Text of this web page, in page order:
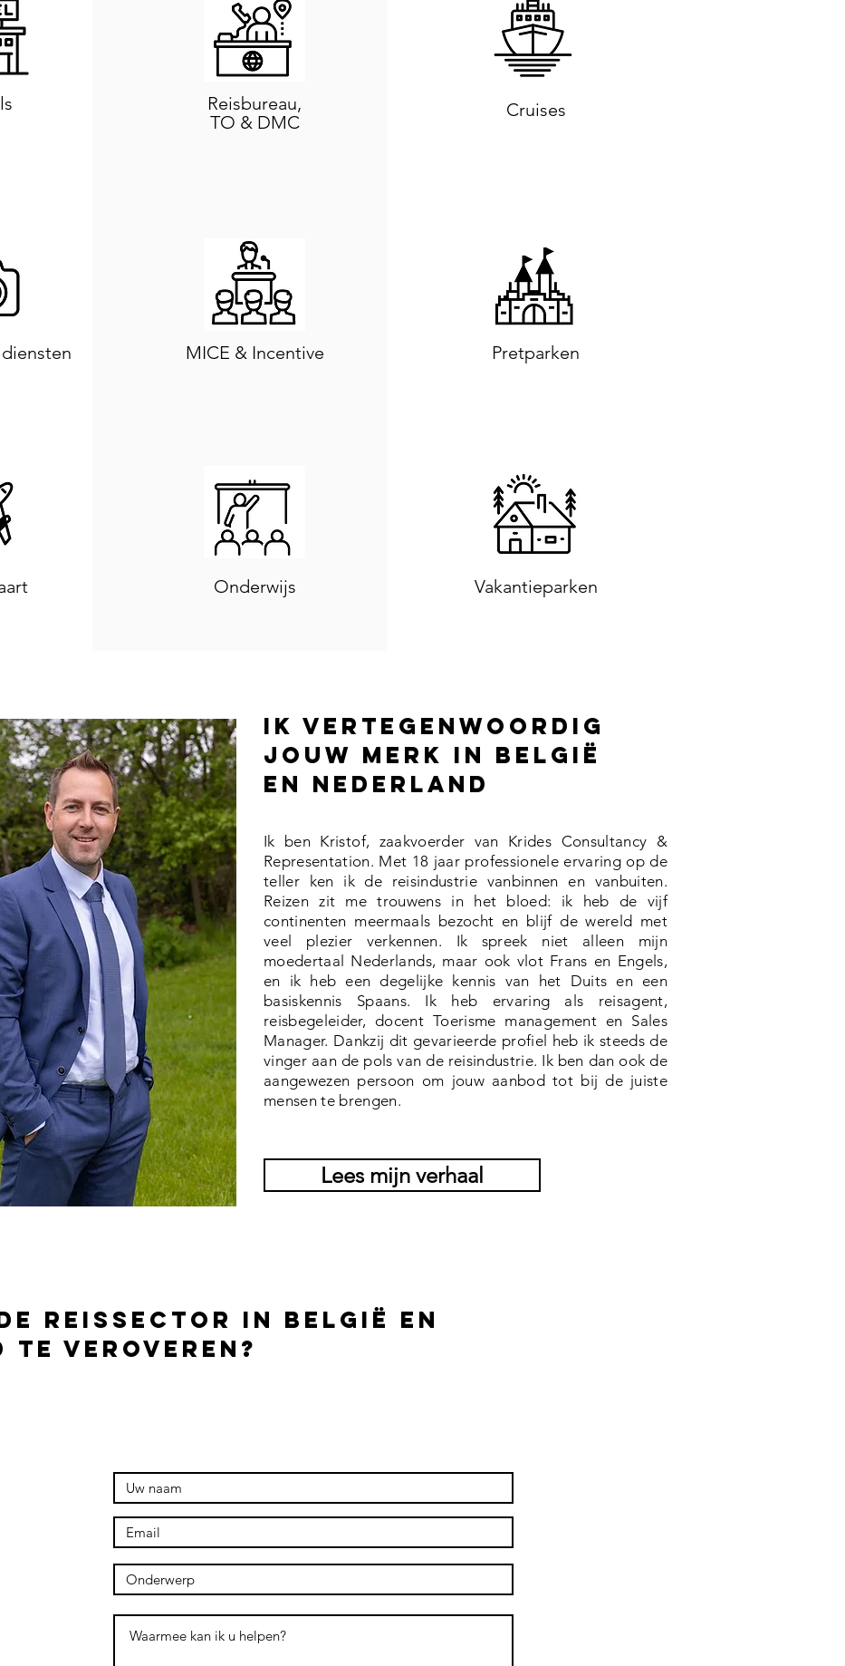
Reisbureau,
TO & DMC
Cruises
MICE & Incentive Pretparken
Onderwijs Vakantieparken
Ik vertegenwoordig
jouw merk in België
en Nederland
Ik ben Kristof, zaakvoerder van Krides Consultancy &
Representation. Met 18 jaar professionele ervaring op de
teller ken ik de reisindustrie vanbinnen en vanbuiten.
Reizen zit me trouwens in het bloed: ik heb de vijf
continenten meermaals bezocht en blijf de wereld met
veel plezier verkennen. Ik spreek niet alleen mijn
moedertaal Nederlands, maar ook vlot Frans en Engels,
en ik heb een degelijke kennis van het Duits en een
basiskennis Spaans. Ik heb ervaring als reisagent,
reisbegeleider, docent Toerisme management en Sales
Manager. Dankzij dit gevarieerde profiel heb ik steeds de
vinger aan de pols van de reisindustrie. Ik ben dan ook de
aangewezen persoon om jouw aanbod tot bij de juiste
mensen te brengen.
Lees mijn verhaal
reissector in België en
te veroveren?